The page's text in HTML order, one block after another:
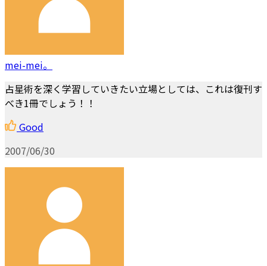
mei-mei。
占星術を深く学習していきたい立場としては、これは復刊す
べき1冊でしょう！！
Good
2007/06/30